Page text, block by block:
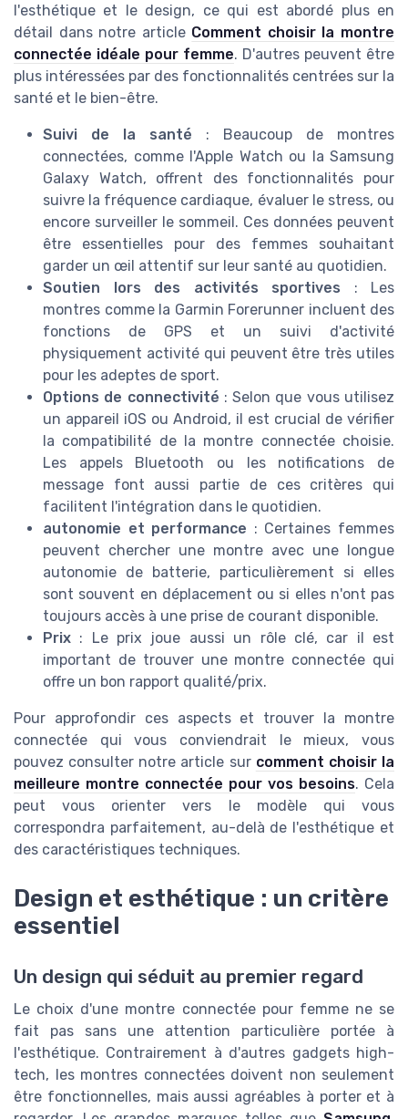
l'esthétique et le design, ce qui est abordé plus en
détail dans notre article Comment choisir la montre
connectée idéale pour femme. D'autres peuvent être
plus intéressées par des fonctionnalités centrées sur la
santé et le bien-être.
Suivi de la santé : Beaucoup de montres
connectées, comme l'Apple Watch ou la Samsung
Galaxy Watch, offrent des fonctionnalités pour
suivre la fréquence cardiaque, évaluer le stress, ou
encore surveiller le sommeil. Ces données peuvent
être essentielles pour des femmes souhaitant
garder un œil attentif sur leur santé au quotidien.
Soutien lors des activités sportives : Les
montres comme la Garmin Forerunner incluent des
fonctions de GPS et un suivi d'activité
physiquement activité qui peuvent être très utiles
pour les adeptes de sport.
Options de connectivité : Selon que vous utilisez
un appareil iOS ou Android, il est crucial de vérifier
la compatibilité de la montre connectée choisie.
Les appels Bluetooth ou les notifications de
message font aussi partie de ces critères qui
facilitent l'intégration dans le quotidien.
autonomie et performance : Certaines femmes
peuvent chercher une montre avec une longue
autonomie de batterie, particulièrement si elles
sont souvent en déplacement ou si elles n'ont pas
toujours accès à une prise de courant disponible.
Prix : Le prix joue aussi un rôle clé, car il est
important de trouver une montre connectée qui
offre un bon rapport qualité/prix.
Pour approfondir ces aspects et trouver la montre
connectée qui vous conviendrait le mieux, vous
pouvez consulter notre article sur comment choisir la
meilleure montre connectée pour vos besoins. Cela
peut vous orienter vers le modèle qui vous
correspondra parfaitement, au-delà de l'esthétique et
des caractéristiques techniques.
Design et esthétique : un critère
essentiel
Un design qui séduit au premier regard
Le choix d'une montre connectée pour femme ne se
fait pas sans une attention particulière portée à
l'esthétique. Contrairement à d'autres gadgets high-
tech, les montres connectées doivent non seulement
être fonctionnelles, mais aussi agréables à porter et à